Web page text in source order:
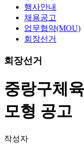
행사안내
채용공고
업무협약(MOU)
회장선거
회장선거
중랑구체
모형 공고
작성자